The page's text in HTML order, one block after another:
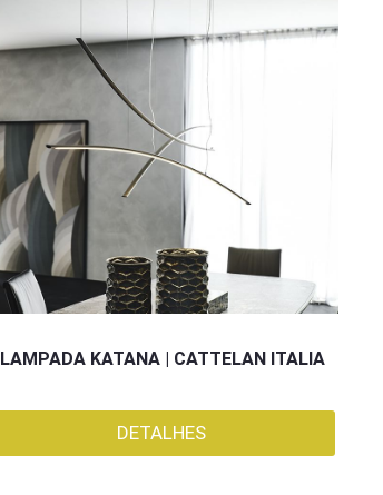
LAMPADA KATANA | CATTELAN ITALIA
DETALHES